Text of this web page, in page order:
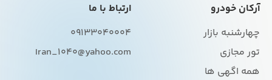
آرکان خودرو
چهارشنبه بازار
تور مجازی
همه اگهی ها
ارتباط با ما
09133040004
Iran_1040@yahoo.com